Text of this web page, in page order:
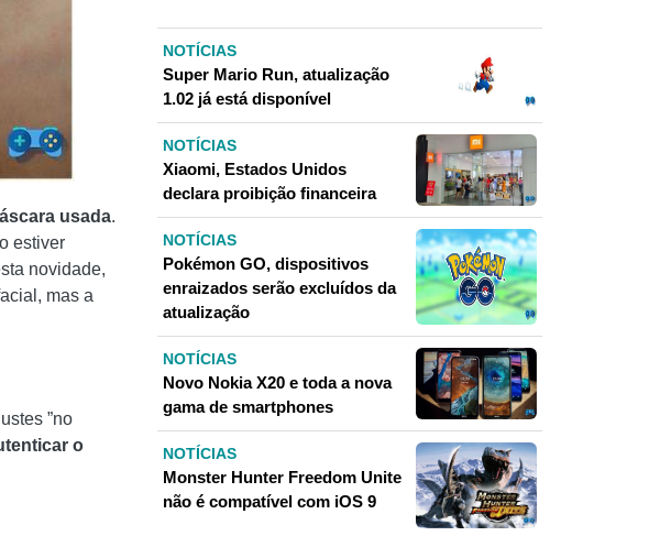
usada.
estiver
novidade,
mas a
”no
o
NOTÍCIAS
Super Mario Run, atualização
1.02 já está disponível
NOTÍCIAS
Xiaomi, Estados Unidos
declara proibição financeira
NOTÍCIAS
Pokémon GO, dispositivos
enraizados serão excluídos da
atualização
NOTÍCIAS
Novo Nokia X20 e toda a nova
gama de smartphones
NOTÍCIAS
Monster Hunter Freedom Unite
não é compatível com iOS 9